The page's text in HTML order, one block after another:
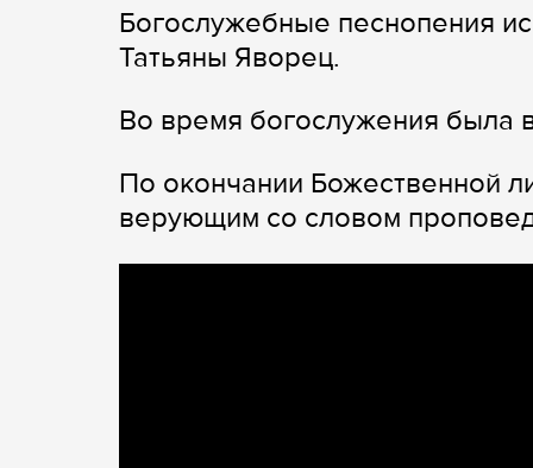
Богослужебные песнопения
Татьяны Яворец.
Во время богослужения была
По окончании Божественной
верующим со словом